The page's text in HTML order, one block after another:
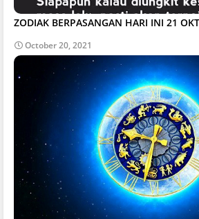
ZODIAK BERPASANGAN HARI INI 21
October 20, 2021